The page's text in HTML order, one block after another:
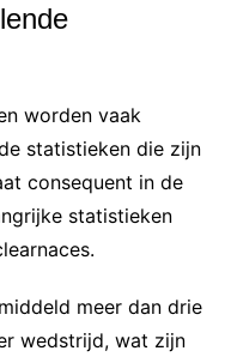
worden vaak
statistieken die zijn
consequent in de
statistieken
meer dan drie
wedstrijd, wat zijn